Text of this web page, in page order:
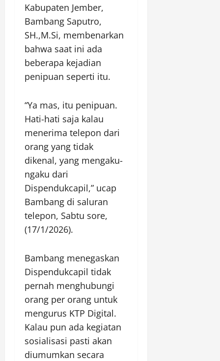
Kabupaten Jember,
Bambang Saputro,
SH.,M.Si, membenarkan
bahwa saat ini ada
beberapa kejadian
penipuan seperti itu.
“Ya mas, itu penipuan.
Hati-hati saja kalau
menerima telepon dari
orang yang tidak
dikenal, yang mengaku-
ngaku dari
Dispendukcapil,” ucap
Bambang di saluran
telepon, Sabtu sore,
(17/1/2026).
Bambang menegaskan
Dispendukcapil tidak
pernah menghubungi
orang per orang untuk
mengurus KTP Digital.
Kalau pun ada kegiatan
sosialisasi pasti akan
diumumkan secara